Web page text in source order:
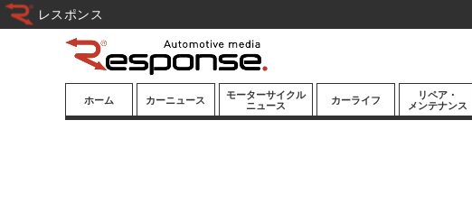
ホーム カーニュース
モーターサイクル
ニュース
カーライフ
リペア・
メンテナンス
レスポンス